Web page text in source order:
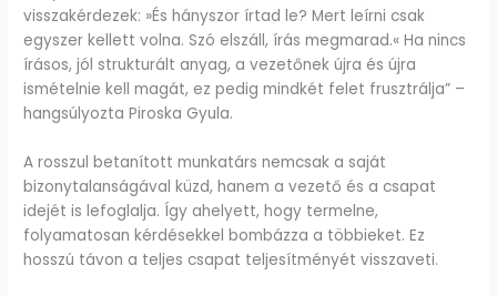
visszakérdezek: »És hányszor írtad le? Mert leírni csak
egyszer kellett volna. Szó elszáll, írás megmarad.« Ha nincs
írásos, jól strukturált anyag, a vezetőnek újra és újra
ismételnie kell magát, ez pedig mindkét felet frusztrálja” –
hangsúlyozta Piroska Gyula.
A rosszul betanított munkatárs nemcsak a saját
bizonytalanságával küzd, hanem a vezető és a csapat
idejét is lefoglalja. Így ahelyett, hogy termelne,
folyamatosan kérdésekkel bombázza a többieket. Ez
hosszú távon a teljes csapat teljesítményét visszaveti.